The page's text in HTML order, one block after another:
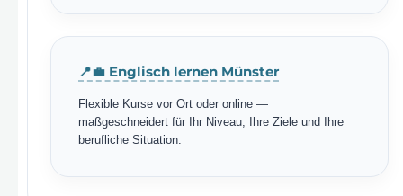
📍💼 Englisch lernen Münster
Flexible Kurse vor Ort oder online —
maßgeschneidert für Ihr Niveau, Ihre Ziele und Ihre
berufliche Situation.